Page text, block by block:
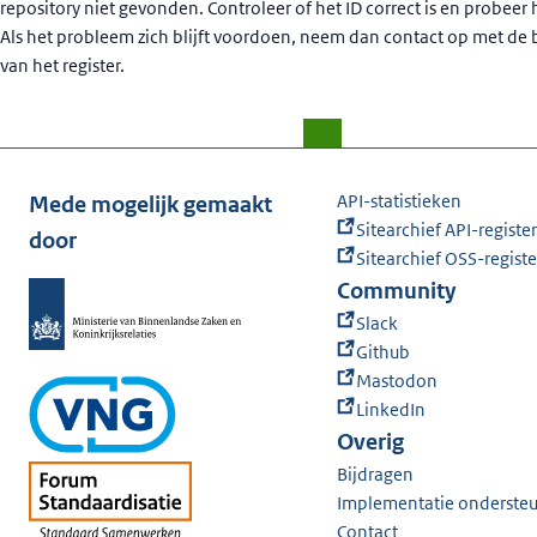
repository niet gevonden. Controleer of het ID correct is en probeer
Als het probleem zich blijft voordoen, neem dan contact op met de
van het register.
Mede mogelijk gemaakt
door
API-statistieken
Sitearchief API-register
Sitearchief OSS-
Community
Slack
Github
Mastodon
LinkedIn
Overig
Bijdragen
Implementatie
Contact